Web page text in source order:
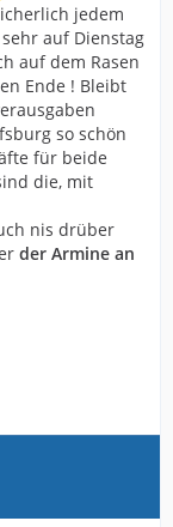
jedem
auf Dienstag
auf dem Rasen
Ende ! Bleibt
so schön
für beide
die, mit
nis drüber
der Armine an